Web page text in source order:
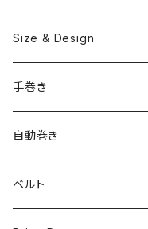
OMEGA
ROLEX
国産ブランド
SEIKO
CITIZEN
Size & Design
~24.9mm
25mm~29.9mm
30mm~34.9mm
手巻き
自動巻き
ベルト